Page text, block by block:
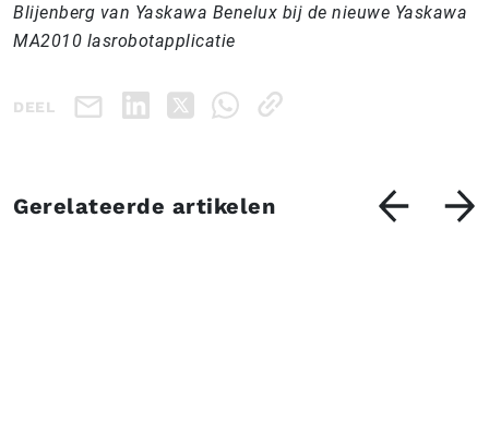
Blijenberg van Yaskawa Benelux bij de nieuwe Yaskawa
MA2010 lasrobotapplicatie
DEEL
Gerelateerde artikelen